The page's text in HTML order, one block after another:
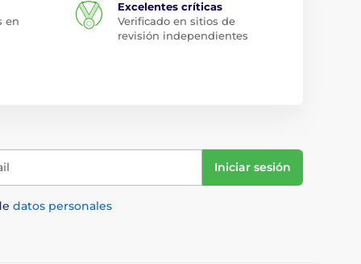
en
Excelentes críticas
Verificado en sitios de
revisión independientes
Iniciar sesión
datos personales